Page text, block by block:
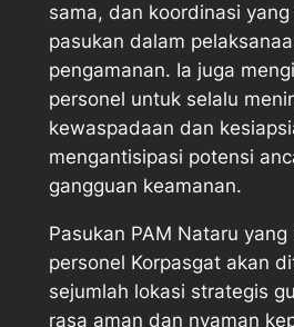
sama, dan koordinasi
pasukan dalam
pengamanan. Ia juga
personel untuk selalu
kewaspadaan dan
mengantisipasi potensi
gangguan keamanan.
Pasukan PAM Nataru
personel Korpasgat akan
sejumlah lokasi strategis
rasa aman dan nyaman